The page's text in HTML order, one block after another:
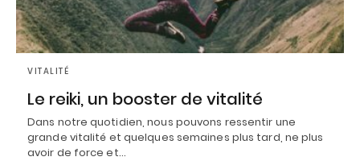
VITALITÉ
Le reiki, un booster de vitalité
Dans notre quotidien, nous pouvons ressentir une
grande vitalité et quelques semaines plus tard, ne plus
avoir de force et…